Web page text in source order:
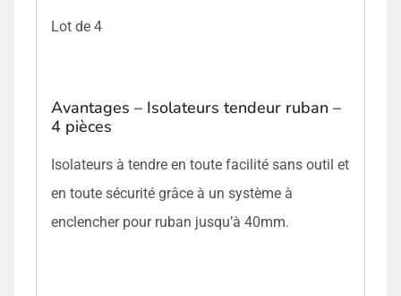
Lot de 4
Avantages – Isolateurs tendeur ruban –
4 pièces
Isolateurs à tendre en toute facilité sans outil et
en toute sécurité grâce à un système à
enclencher pour ruban jusqu’à 40mm.